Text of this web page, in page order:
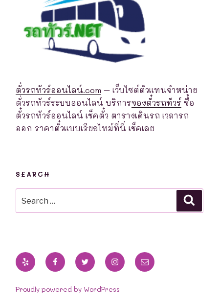
ตั๋วรถทัวร์ออนไลน์.com – เว็บไซต์ตัวแทนจำหน่าย
ตั่วรถทัวร์ระบบออนไลน์ บริการจองตั๋วรถทัวร์ ซื้อ
ตั๋วรถทัวร์ออนไลน์ เช็คตั๋ว ตารางเดินรถ เวลารถ
ออก ราคาตั๋วแบบเรียลไทม์ที่นี่ เช็คเลย
SEARCH
for:
Yelp FacebookTwitter InstagramEmail
Proudly powered by WordPress